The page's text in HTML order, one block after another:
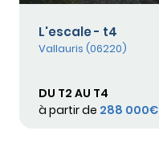
L'escale - t4
Vallauris (06220)
DU T2 AU T4
à partir de 288 000€